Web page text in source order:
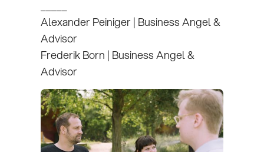
Alexander Peiniger | Business Angel &
Advisor
Frederik Born | Business Angel &
Advisor